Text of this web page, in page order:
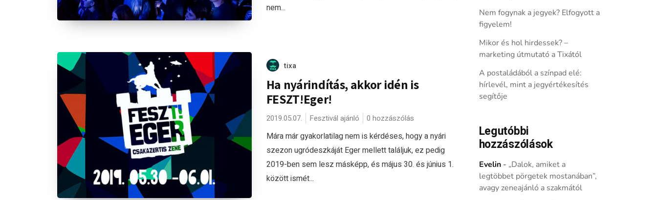
nem...
tixa
Ha nyárindítás, akkor idén is
FESZT!Eger!
2019.05.07. Fesztivál ajánló 0 hozzászólás
Mára már gyakorlatilag nem is kérdéses, hogy a nyári
szezon ugródeszkáját Eger mellett találjuk, ez pedig
2019-ben sem lesz másképp, és május 30. és június 1.
között ismét...
Nem fogynak a jegyek? Elfogyott a
figyelem!
Mikor és hol hirdessek? –
marketing útmutató a Tixától
A postaládából a színpad elé:
hírlevél, mint a jegyértékesítés
segítője
Legutóbbi
hozzászólások
Evelin- „Dalok, amiket a
legtöbbet pörgetek mostanában”,
avagy zeneajánló a szakmától